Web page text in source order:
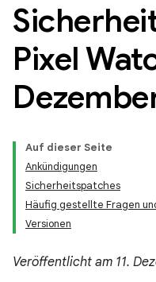
Pixel
Auf dieser Seite
Ankündigungen
Sicherheitspatches
Häufig gestellte Fragen
Versionen
Veröffentlicht am 11.